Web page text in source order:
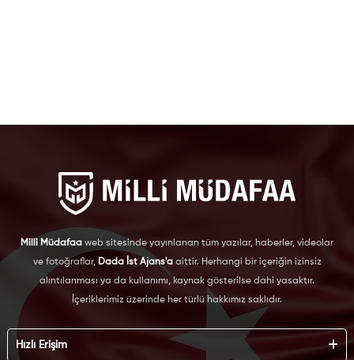
Milli Müdafaa web sitesinde yayınlanan tüm yazılar, haberler, videolar
ve fotoğraflar, Dada İst Ajans'aaittir. Herhangi bir içeriğin izinsiz
alıntılanması ya da kullanımı, kaynak gösterilse dahi yasaktır.
İçeriklerimiz üzerinde her türlü hakkımız saklıdır.
Hızlı Erişim